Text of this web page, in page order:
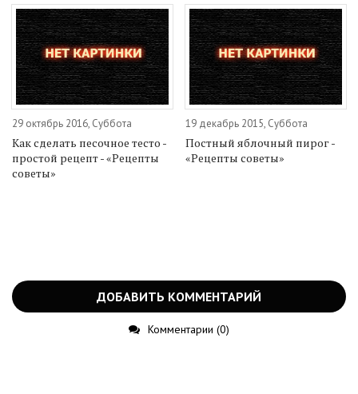
29 октябрь 2016, Суббота
Как сделать песочное тесто -
простой рецепт - «Рецепты
советы»
19 декабрь 2015, Суббота
Постный яблочный пирог -
«Рецепты советы»
ДОБАВИТЬ КОММЕНТАРИЙ
Комментарии (0)